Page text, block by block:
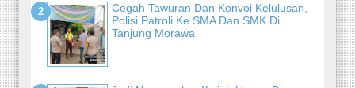
Cegah Tawuran Dan Konvoi Kelulusan,
Polisi Patroli Ke SMA Dan SMK Di
Tanjung Morawa